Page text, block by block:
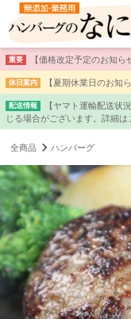
重要 【価格改定予定のお知ら
休日案内 【夏期休業日のお知ら
配送情報
【ヤマト運輸配送状
じる場合がございます。詳細は
全商品 ハンバーグ